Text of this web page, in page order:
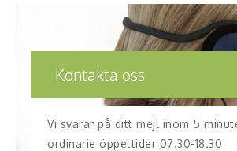
Kontakta oss
Vi svarar på ditt mejl inom 5
ordinarie öppettider 07.30-18.30